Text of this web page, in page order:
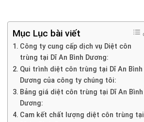
Mục Lục bài viết
Công ty cung cấp dịch vụ Diệt côn
trùng tại Dĩ An Bình Dương:
Qui trình diệt côn trùng tại Dĩ An Bình
Dương của công ty chúng tôi:
Bảng giá diệt côn trùng tại Dĩ An Bình
Dương:
Cam kết chất lượng diệt côn trùng tại